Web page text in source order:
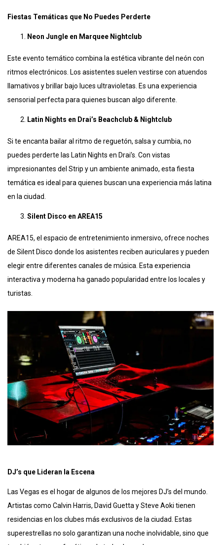
Fiestas Temáticas que No Puedes Perderte
Neon Jungle en Marquee Nightclub
Este evento temático combina la estética vibrante del neón con
ritmos electrónicos. Los asistentes suelen vestirse con atuendos
llamativos y brillar bajo luces ultravioletas. Es una experiencia
sensorial perfecta para quienes buscan algo diferente.
Latin Nights en Drai’s Beachclub & Nightclub
Si te encanta bailar al ritmo de reguetón, salsa y cumbia, no
puedes perderte las Latin Nights en Drai’s. Con vistas
impresionantes del Strip y un ambiente animado, esta fiesta
temática es ideal para quienes buscan una experiencia más latina
en la ciudad.
Silent Disco en AREA15
AREA15, el espacio de entretenimiento inmersivo, ofrece noches
de Silent Disco donde los asistentes reciben auriculares y pueden
elegir entre diferentes canales de música. Esta experiencia
interactiva y moderna ha ganado popularidad entre los locales y
turistas.
DJ’s que Lideran la Escena
Las Vegas es el hogar de algunos de los mejores DJ’s del mundo.
Artistas como Calvin Harris, David Guetta y Steve Aoki tienen
residencias en los clubes más exclusivos de la ciudad. Estas
superestrellas no solo garantizan una noche inolvidable, sino que